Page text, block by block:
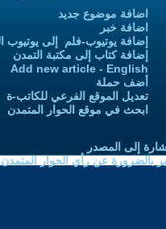
اضافة موضوع جديد
اضافة خبر
إضافة يوتيوب-فلم إلى يوتيوب
إضافة كتاب إلى مكتبة التمدن
Add new article - English
أضف حملة
تعديل الموقع الفرعي للكاتب-ة
ابحث في موقع الحوار المتمدن
إلى المصدر
بالضرورة عن رأي الحوار المتمدن